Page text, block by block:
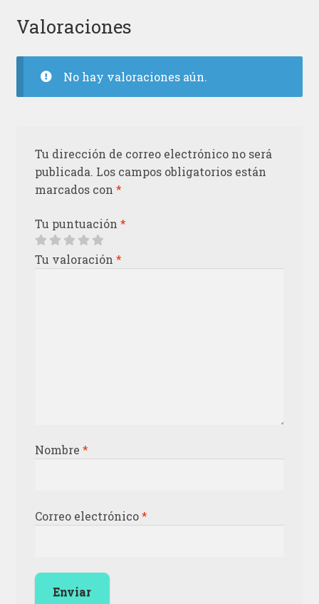
Valoraciones
No hay valoraciones aún.
Tu dirección de correo electrónico no será
publicada. Los campos obligatorios están
marcados con *
Tu puntuación *
Tu valoración *
Nombre *
Correo electrónico*